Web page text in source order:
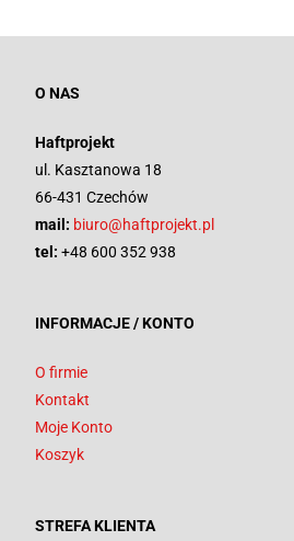
O NAS
Haftprojekt
ul. Kasztanowa 18
66-431 Czechów
mail: biuro@haftprojekt.pl
tel: +48 600 352 938
INFORMACJE / KONTO
O firmie
Kontakt
Moje Konto
Koszyk
STREFA KLIENTA